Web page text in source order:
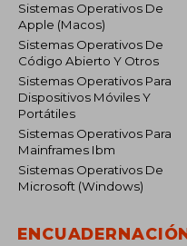
Sistemas Operativos De
Apple (Macos)
Sistemas Operativos De
Código Abierto Y Otros
Sistemas Operativos Para
Dispositivos Móviles Y
Portátiles
Sistemas Operativos Para
Mainframes Ibm
Sistemas Operativos De
Microsoft (Windows)